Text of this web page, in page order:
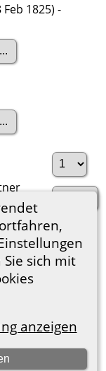
sich mit
anzeigen
1825) -
© 2001-2026.